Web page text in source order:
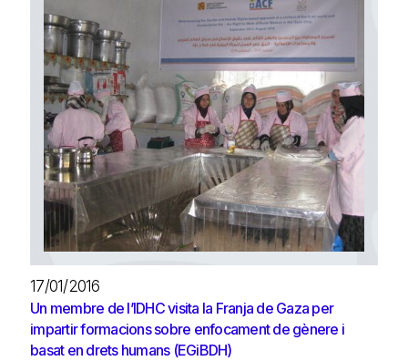
17/01/2016
Un membre de l’IDHC visita la Franja de Gaza per
impartir formacions sobre enfocament de gènere i
basat en drets humans (EGiBDH)